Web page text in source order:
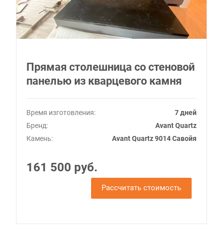
Прямая столешница со стеновой
панелью из кварцевого камня
Время изготовления:
7 дней
Бренд:
Avant Quartz
Камень:
Avant Quartz 9014 Савойя
161 500 руб.
Рассчитать стоимость